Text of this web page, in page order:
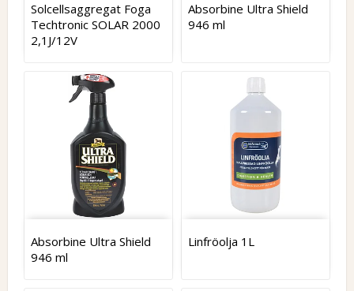
Solcellsaggregat Foga
Techtronic SOLAR 2000
2,1J/12V
Absorbine Ultra Shield
946 ml
Absorbine Ultra Shield
946 ml
Linfröolja 1L